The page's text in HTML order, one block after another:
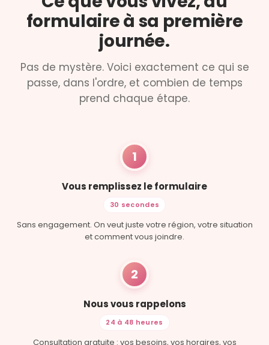
formulaire à sa première
journée.
Pas de mystère. Voici exactement ce qui se
passe, dans l'ordre, et combien de temps
prend chaque étape.
1
Vous remplissez le formulaire
30 secondes
Sans engagement. On veut juste votre région, votre situation
et comment vous joindre.
2
Nous vous rappelons
24 à 48 heures
Consultation gratuite : vos besoins, vos horaires, vos